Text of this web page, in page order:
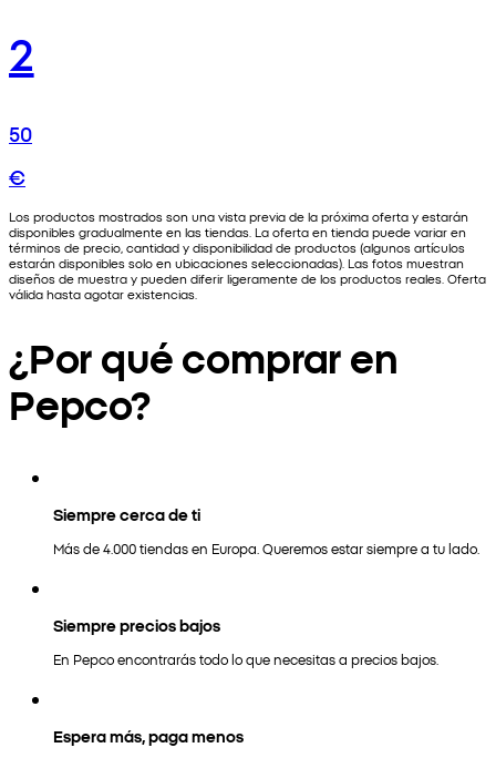
2
50
€
Los productos mostrados son una vista previa de la próxima oferta y estarán
disponibles gradualmente en las tiendas. La oferta en tienda puede variar en
términos de precio, cantidad y disponibilidad de productos (algunos artículos
estarán disponibles solo en ubicaciones seleccionadas). Las fotos muestran
diseños de muestra y pueden diferir ligeramente de los productos reales. Oferta
válida hasta agotar existencias.
¿Por qué comprar en
Pepco?
Siempre cerca de ti
Más de 4.000 tiendas en Europa. Queremos estar siempre a tu lado.
Siempre precios bajos
En Pepco encontrarás todo lo que necesitas a precios bajos.
Espera más, paga menos